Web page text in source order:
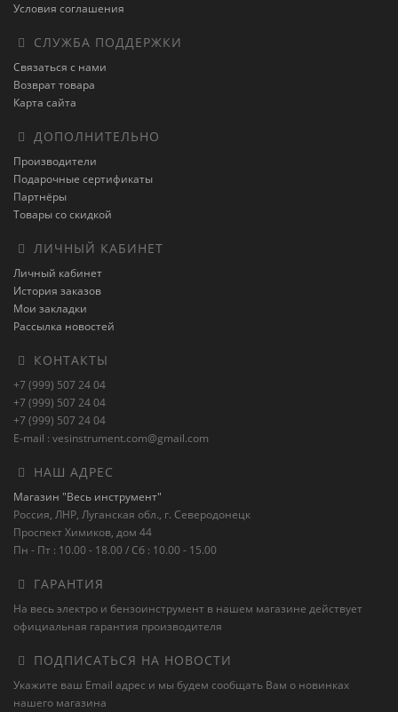
Условия соглашения
СЛУЖБА ПОДДЕРЖКИ
Связаться с нами
Возврат товара
Карта сайта
ДОПОЛНИТЕЛЬНО
Производители
Подарочные сертификаты
Партнёры
Товары со скидкой
ЛИЧНЫЙ КАБИНЕТ
Личный кабинет
История заказов
Мои закладки
Рассылка новостей
КОНТАКТЫ
+7 (999) 507 24 04
+7 (999) 507 24 04
+7 (999) 507 24 04
E-mail : vesinstrument.com@gmail.com
НАШ АДРЕС
Магазин "Весь инструмент"
Россия, ЛНР, Луганская обл., г. Северодонецк
Проспект Химиков, дом 44
Пн - Пт : 10.00 - 18.00 / Сб : 10.00 - 15.00
ГАРАНТИЯ
На весь электро и бензоинструмент в нашем магазине действует
официальная гарантия производителя
ПОДПИСАТЬСЯ НА НОВОСТИ
Укажите ваш Email адрес и мы будем сообщать Вам о новинках
нашего магазина